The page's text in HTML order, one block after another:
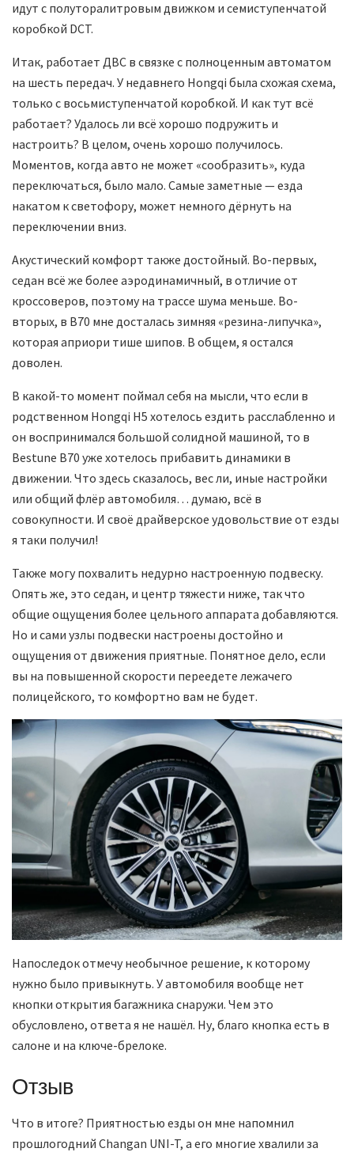
идут с полуторалитровым движком и семиступенчатой
коробкой DCT.
Итак, работает ДВС в связке с полноценным автоматом
на шесть передач. У недавнего Hongqi была схожая схема,
только с восьмиступенчатой коробкой. И как тут всё
работает? Удалось ли всё хорошо подружить и
настроить? В целом, очень хорошо получилось.
Моментов, когда авто не может «сообразить», куда
переключаться, было мало. Самые заметные — езда
накатом к светофору, может немного дёрнуть на
переключении вниз.
Акустический комфорт также достойный. Во-первых,
седан всё же более аэродинамичный, в отличие от
кроссоверов, поэтому на трассе шума меньше. Во-
вторых, в В70 мне досталась зимняя «резина-липучка»,
которая априори тише шипов. В общем, я остался
доволен.
В какой-то момент поймал себя на мысли, что если в
родственном Hongqi H5 хотелось ездить расслабленно и
он воспринимался большой солидной машиной, то в
Bestune B70 уже хотелось прибавить динамики в
движении. Что здесь сказалось, вес ли, иные настройки
или общий флёр автомобиля… думаю, всё в
совокупности. И своё драйверское удовольствие от езды
я таки получил!
Также могу похвалить недурно настроенную подвеску.
Опять же, это седан, и центр тяжести ниже, так что
общие ощущения более цельного аппарата добавляются.
Но и сами узлы подвески настроены достойно и
ощущения от движения приятные. Понятное дело, если
вы на повышенной скорости переедете лежачего
полицейского, то комфортно вам не будет.
Напоследок отмечу необычное решение, к которому
нужно было привыкнуть. У автомобиля вообще нет
кнопки открытия багажника снаружи. Чем это
обусловлено, ответа я не нашёл. Ну, благо кнопка есть в
салоне и на ключе-брелоке.
Отзыв
Что в итоге? Приятностью езды он мне напомнил
прошлогодний Changan UNI-T, а его многие хвалили за